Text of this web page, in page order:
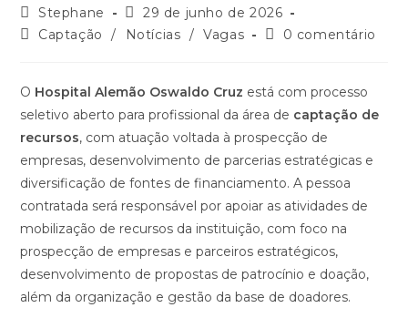
Stephane
29 de junho de 2026
Captação
/ Notícias / Vagas 0 comentário
O Hospital Alemão Oswaldo Cruz está com processo
seletivo aberto para profissional da área de captação de
recursos, com atuação voltada à prospecção de
empresas, desenvolvimento de parcerias estratégicas e
diversificação de fontes de financiamento. A pessoa
contratada será responsável por apoiar as atividades de
mobilização de recursos da instituição, com foco na
prospecção de empresas e parceiros estratégicos,
desenvolvimento de propostas de patrocínio e doação,
além da organização e gestão da base de doadores.